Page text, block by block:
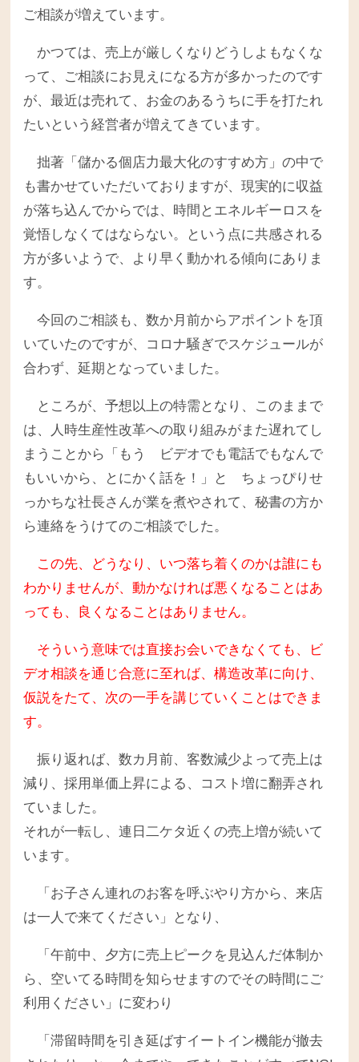
ご相談が増えています。
かつては、売上が厳しくなりどうしよもなくな
って、ご相談にお見えになる方が多かったのです
が、最近は売れて、お金のあるうちに手を打たれ
たいという経営者が増えてきています。
拙著「儲かる個店力最大化のすすめ方」の中で
も書かせていただいておりますが、現実的に収益
が落ち込んでからでは、時間とエネルギーロスを
覚悟しなくてはならない。という点に共感される
方が多いようで、より早く動かれる傾向にありま
す。
今回のご相談も、数か月前からアポイントを頂
いていたのですが、コロナ騒ぎでスケジュールが
合わず、延期となっていました。
ところが、予想以上の特需となり、このままで
は、人時生産性改革への取り組みがまた遅れてし
まうことから「もう ビデオでも電話でもなんで
もいいから、とにかく話を！」と ちょっぴりせ
っかちな社長さんが業を煮やされて、秘書の方か
ら連絡をうけてのご相談でした。
この先、どうなり、いつ落ち着くのかは誰にも
わかりませんが、動かなければ悪くなることはあ
っても、良くなることはありません。
そういう意味では直接お会いできなくても、ビ
デオ相談を通じ合意に至れば、構造改革に向け、
仮説をたて、次の一手を講じていくことはできま
す。
振り返れば、数カ月前、客数減少よって売上は
減り、採用単価上昇による、コスト増に翻弄され
ていました。
それが一転し、連日二ケタ近くの売上増が続いて
います。
「お子さん連れのお客を呼ぶやり方から、来店
は一人で来てください」となり、
「午前中、夕方に売上ピークを見込んだ体制か
ら、空いてる時間を知らせますのでその時間にご
利用ください」に変わり
「滞留時間を引き延ばすイートイン機能が撤去